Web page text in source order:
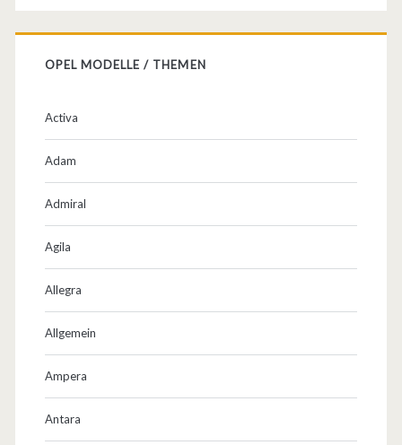
OPEL MODELLE / THEMEN
Activa
Adam
Admiral
Agila
Allegra
Allgemein
Ampera
Antara